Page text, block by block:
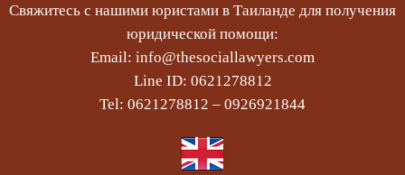
Свяжитесь с нашими юристами в Таиланде для получения
юридической помощи:
Email: info@thesociallawyers.com
Line ID: 0621278812
Tel: 0621278812 – 0926921844